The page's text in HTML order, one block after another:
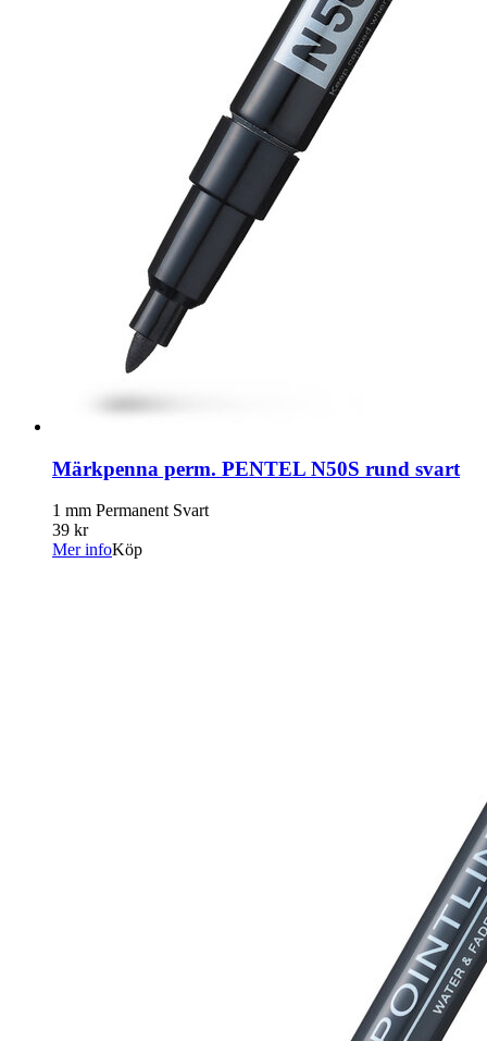
Märkpenna perm. PENTEL N50S rund svart
1 mm Permanent Svart
39 kr
Mer infoKöp